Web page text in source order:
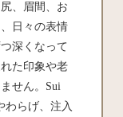
、眉間、お
日々の表情
深くなって
た印象や老
せん。Sui
わらげ、注入